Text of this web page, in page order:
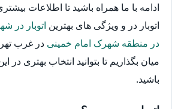
ادامه با ما همراه باشید تا اطلاعات
اتوبار در و ویژگی های بهترین اتوبار در
در منطقه شهرک امام خمینی در غرب
میان بگذاریم تا بتوانید انتخاب بهتری در
باشید.